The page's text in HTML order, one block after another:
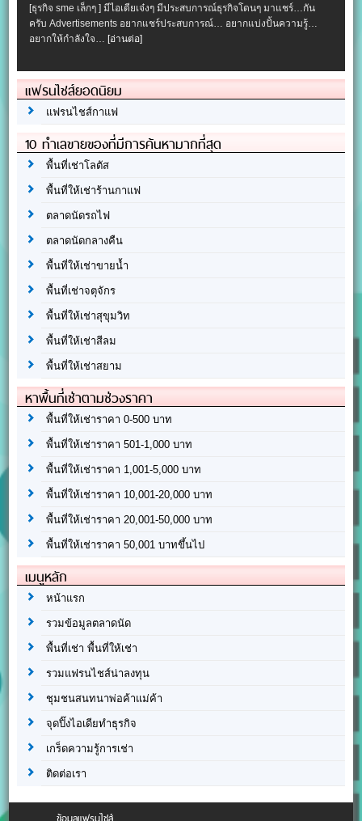
[ธุรกิจ sme เล็กๆ ] มีไอเดียเจ๋งๆ มีประสบการณ์ธุรกิจโดนๆ มาแชร์…กัน
ครับ Advertisements อยากแชร์ประสบการณ์… อยากแบ่งปั้นความรู้…
อยากให้กำลังใจ…[อ่านต่อ]
แฟรนไชส์ยอดนิยม
แฟรนไชส์กาแฟ
10 ทำเลขายของที่มีการค้นหามากที่สุด
พื้นที่เช่าโลตัส
พื้นที่ให้เช่าร้านกาแฟ
ตลาดนัดรถไฟ
ตลาดนัดกลางคืน
พื้นที่ให้เช่าขายน้ำ
พื้นที่เช่าจตุจักร
พื้นที่ให้เช่าสุขุมวิท
พื้นที่ให้เช่าสีลม
พื้นที่ให้เช่าสยาม
หาพื้นที่เช่าตามช่วงราคา
พื้นที่ให้เช่าราคา 0-500 บาท
พื้นที่ให้เช่าราคา 501-1,000 บาท
พื้นที่ให้เช่าราคา 1,001-5,000 บาท
พื้นที่ให้เช่าราคา 10,001-20,000 บาท
พื้นที่ให้เช่าราคา 20,001-50,000 บาท
พื้นที่ให้เช่าราคา 50,001 บาทขึ้นไป
เมนูหลัก
หน้าแรก
รวมข้อมูลตลาดนัด
พื้นที่เช่า พื้นที่ให้เช่า
รวมแฟรนไชส์น่าลงทุน
ชุมชนสนทนาพ่อค้าแม่ค้า
จุดปิ๊งไอเดียทำธุรกิจ
เกร็ดความรู้การเช่า
ติดต่อเรา